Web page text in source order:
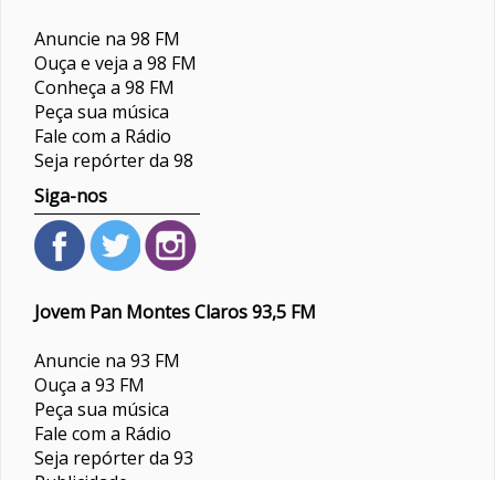
Anuncie na 98 FM
Ouça e veja a 98 FM
Conheça a 98 FM
Peça sua música
Fale com a Rádio
Seja repórter da 98
Siga-nos
Jovem Pan Montes Claros 93,5 FM
Anuncie na 93 FM
Ouça a 93 FM
Peça sua música
Fale com a Rádio
Seja repórter da 93